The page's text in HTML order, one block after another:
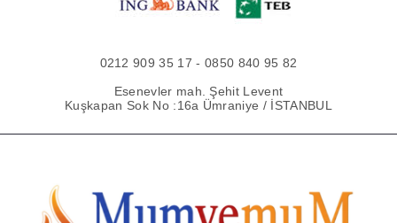
0212 909 35 17 - 0850 840 95 82
Esenevler mah. Şehit Levent
Kuşkapan Sok No :16a Ümraniye / İSTANBUL